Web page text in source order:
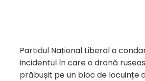
Partidul Național Liberal a
incidentul în care o dronă
prăbușit pe un bloc de locuințe